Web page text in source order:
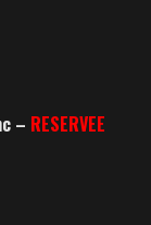
– RESERVEE